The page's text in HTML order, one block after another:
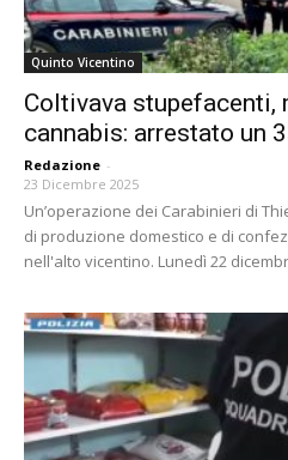
Quinto Vicentino
Coltivava stupefacenti,
cannabis: arrestato un
Redazione -
23 Dicembre 2025
Un’operazione dei Carabinieri di
di produzione domestico e di
nell'alto vicentino. Lunedì 22